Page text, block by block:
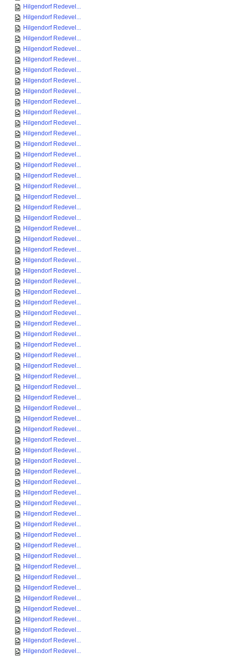
Hilgendorf Redevel...
Hilgendorf Redevel...
Hilgendorf Redevel...
Hilgendorf Redevel...
Hilgendorf Redevel...
Hilgendorf Redevel...
Hilgendorf Redevel...
Hilgendorf Redevel...
Hilgendorf Redevel...
Hilgendorf Redevel...
Hilgendorf Redevel...
Hilgendorf Redevel...
Hilgendorf Redevel...
Hilgendorf Redevel...
Hilgendorf Redevel...
Hilgendorf Redevel...
Hilgendorf Redevel...
Hilgendorf Redevel...
Hilgendorf Redevel...
Hilgendorf Redevel...
Hilgendorf Redevel...
Hilgendorf Redevel...
Hilgendorf Redevel...
Hilgendorf Redevel...
Hilgendorf Redevel...
Hilgendorf Redevel...
Hilgendorf Redevel...
Hilgendorf Redevel...
Hilgendorf Redevel...
Hilgendorf Redevel...
Hilgendorf Redevel...
Hilgendorf Redevel...
Hilgendorf Redevel...
Hilgendorf Redevel...
Hilgendorf Redevel...
Hilgendorf Redevel...
Hilgendorf Redevel...
Hilgendorf Redevel...
Hilgendorf Redevel...
Hilgendorf Redevel...
Hilgendorf Redevel...
Hilgendorf Redevel...
Hilgendorf Redevel...
Hilgendorf Redevel...
Hilgendorf Redevel...
Hilgendorf Redevel...
Hilgendorf Redevel...
Hilgendorf Redevel...
Hilgendorf Redevel...
Hilgendorf Redevel...
Hilgendorf Redevel...
Hilgendorf Redevel...
Hilgendorf Redevel...
Hilgendorf Redevel...
Hilgendorf Redevel...
Hilgendorf Redevel...
Hilgendorf Redevel...
Hilgendorf Redevel...
Hilgendorf Redevel...
Hilgendorf Redevel...
Hilgendorf Redevel...
Hilgendorf Redevel...